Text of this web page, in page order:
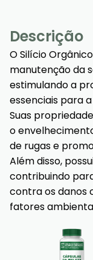
Descrição
O Silício
manutenção da
estimulando a
essenciais para
Suas
o
de rugas e
Além disso,
contribuindo
contra os danos
fatores